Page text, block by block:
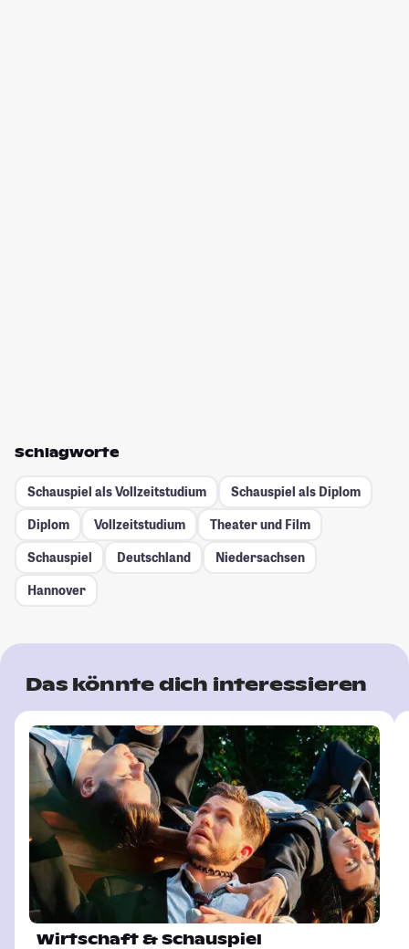
Schlagworte
Schauspiel als Vollzeitstudium
Schauspiel als Diplom
Diplom
Vollzeitstudium
Theater und Film
Schauspiel
Deutschland
Niedersachsen
Hannover
Das könnte dich interessieren
Wirtschaft & Schauspiel